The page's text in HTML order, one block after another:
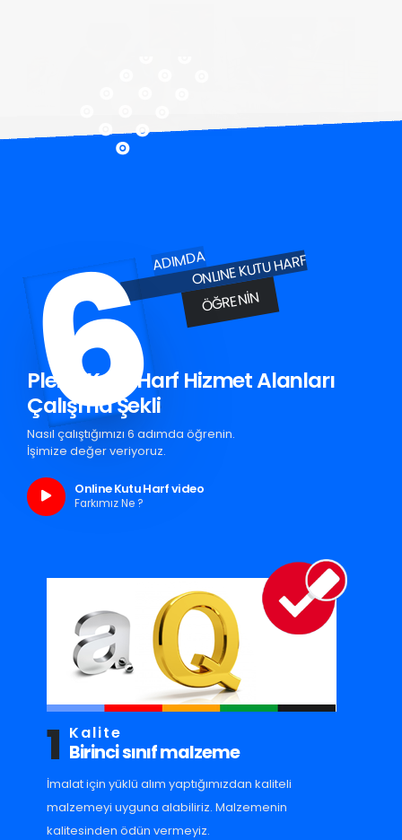
6ADIMDAONLINE KUTU HARF
ÖĞRENIN
Pleksi Kutu Harf Hizmet Alanları
Çalışma Şekli
Nasıl çalıştığımızı 6 adımda öğrenin.
İşimize değer veriyoruz.
Online Kutu Harf video
Farkımız Ne ?
1 Kalite
Birinci sınıf malzeme
İmalat için yüklü alım yaptığımızdan kaliteli
malzemeyi uyguna alabiliriz. Malzemenin
kalitesinden ödün vermeyiz.